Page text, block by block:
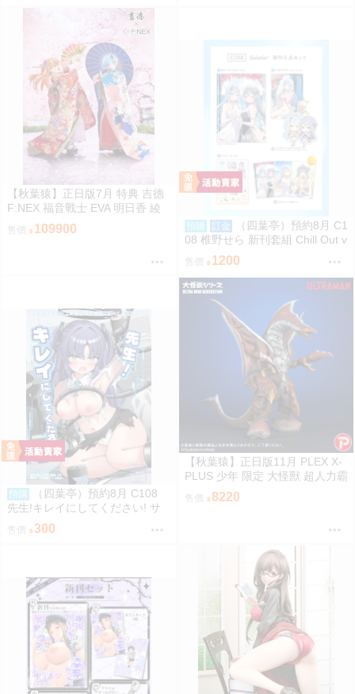
【秋葉猿】正日版7月 特典 吉德
F:NEX 福音戰士 EVA 明日香 綾
波零 日本人形 1/4 PVC 完成品
套組
售價 109900 預購 訂金
（四葉亭）預約8月 C1
08 椎野せら 新刊套組 Chill Out v
售價 1200
預購
（四葉亭）預約8月 C108
先生!キレイにしてください! サ
メジマ
售價 300
【秋葉猿】正日版11月 PLEX X-
PLUS 少年 限定 大怪獸 超人力霸
王 迪卡 迪迦 超古代鳥 美爾巴 少
售價 8220